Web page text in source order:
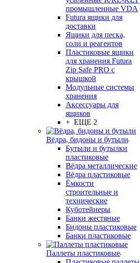
промышленные VDA
Futura ящики для
доставки
Ящики для песка,
соли и реагентов
Пластиковые ящики
для хранения Futura
Zip Safe PRO с
крышкой
Модульные системы
хранения
Аксессуары для
ящиков
+ ЕЩЕ 2
Вёдра, бидоны и бутыли
Бутыли и бутылки
пластиковые
Вёдра металлические
Вёдра пластиковые
Ёмкости
строительные и
технические
Куботейнеры
Банки жестяные
Бидоны пластиковые
Банки пластиковые
Паллеты пластиковые